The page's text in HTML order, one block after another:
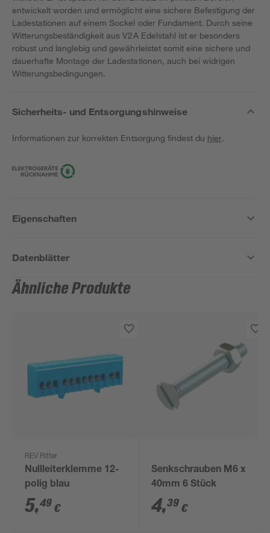
entwickelt worden und ermöglicht eine sichere Befestigung der
Ladestationen auf einem Sockel oder Fundament. Durch seine
Witterungsbeständigkeit aus V2A Edelstahl ist er besonders
robust und langlebig und gewährleistet somit eine sichere und
dauerhafte Montage der Ladestationen, auch bei widrigen
Witterungsbedingungen.
Sicherheits- und Entsorgungshinweise
Informationen zur korrekten Entsorgung findest du hier.
Eigenschaften
Datenblätter
Ähnliche Produkte
REV Ritter
Nullleiterklemme 12-
polig blau
5,49 €
Senkschrauben M6 x
40mm 6 Stück
4,39 €